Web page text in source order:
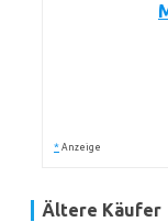
* Anzeige
Ältere Käufer